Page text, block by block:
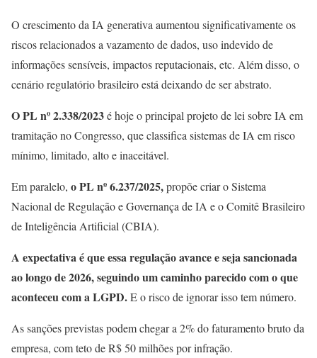
O crescimento da IA generativa aumentou significativamente os
riscos relacionados a vazamento de dados, uso indevido de
informações sensíveis, impactos reputacionais, etc. Além disso, o
cenário regulatório brasileiro está deixando de ser abstrato.
O PL nº 2.338/2023é hoje o principal projeto de lei sobre IA em
tramitação no Congresso, que classifica sistemas de IA em risco
mínimo, limitado, alto e inaceitável.
Em paralelo, o PL nº 6.237/2025,propõe criar o Sistema
Nacional de Regulação e Governança de IA e o Comitê Brasileiro
de Inteligência Artificial (CBIA).
A expectativa é que essa regulação avance e seja sancionada
ao longo de 2026, seguindo um caminho parecido com o que
aconteceu com a LGPD.E o risco de ignorar isso tem número.
As sanções previstas podem chegar a 2% do faturamento bruto da
empresa, com teto de R$ 50 milhões por infração.